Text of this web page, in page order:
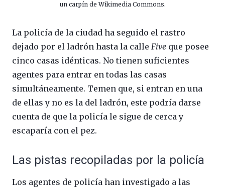
un carpín de Wikimedia Commons.
La policía de la ciudad ha seguido el rastro
dejado por el ladrón hasta la calle Five que posee
cinco casas idénticas. No tienen suficientes
agentes para entrar en todas las casas
simultáneamente. Temen que, si entran en una
de ellas y no es la del ladrón, este podría darse
cuenta de que la policía le sigue de cerca y
escaparía con el pez.
Las pistas recopiladas por la policía
Los agentes de policía han investigado a las